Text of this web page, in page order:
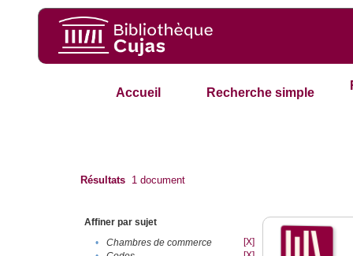
Accueil Recherche simple
Résultats 1 document
Affiner par sujet
•
Chambres de commerce
[X]